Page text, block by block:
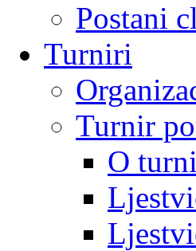
Postani
Turniri
Turnir
O